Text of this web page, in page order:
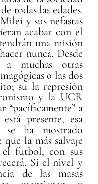
todas las edades.
y sus nefastas
acabar con el
una misión
nunca. Desde
muchas otras
o las dos
su la represión
y la UCR
“pacíficamente” a
presente, esa
se ha mostrado
la más salvaje
el futbol, con sus
Si el nivel y
de las masas